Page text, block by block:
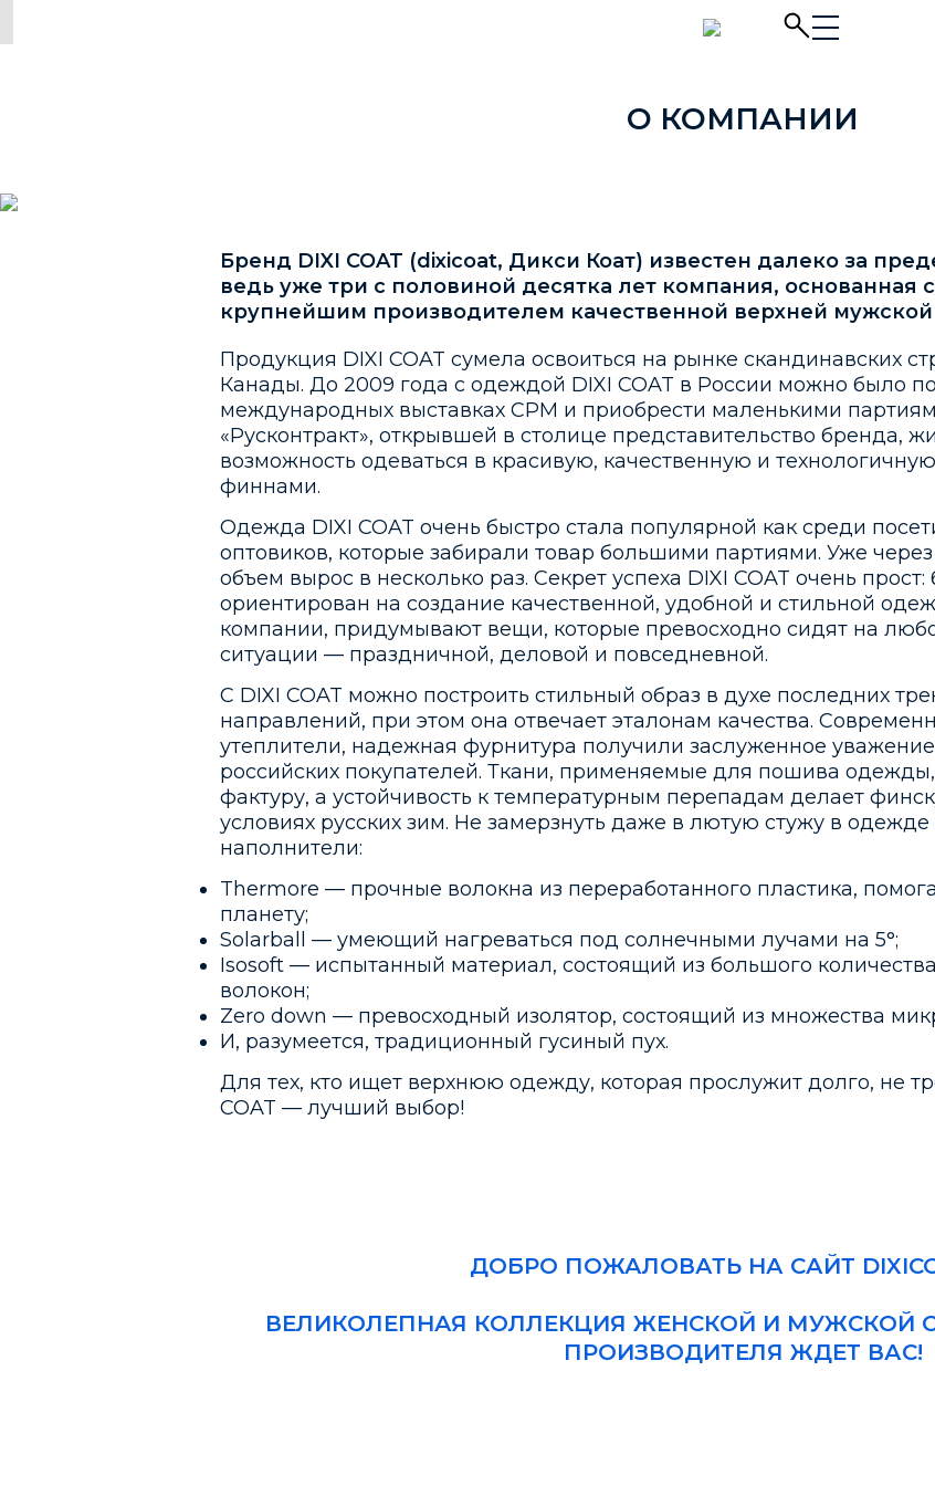
О КОМПАНИИ
Бренд DIXI COAT (dixicoat, Дикси Коат) известен далеко за
ведь уже три с половиной десятка лет компания, основанная
крупнейшим производителем качественной верхней
Продукция DIXI COAT сумела освоиться на рынке скандинавских
Канады. До 2009 года с одеждой DIXI COAT в России можно было
международных выставках CPM и приобрести маленькими
«Русконтракт», открывшей в столице представительство бренда,
возможность одеваться в красивую, качественную и
финнами.
Одежда DIXI COAT очень быстро стала популярной как среди
оптовиков, которые забирали товар большими партиями. Уже
объем вырос в несколько раз. Секрет успеха DIXI COAT очень
ориентирован на создание качественной, удобной и стильной
компании, придумывают вещи, которые превосходно сидят на
ситуации — праздничной, деловой и повседневной.
С DIXI COAT можно построить стильный образ в духе последних
направлений, при этом она отвечает эталонам качества.
утеплители, надежная фурнитура получили заслуженное
российских покупателей. Ткани, применяемые для пошива
фактуру, а устойчивость к температурным перепадам делает
условиях русских зим. Не замерзнуть даже в лютую стужу в одежде
наполнители:
Thermore — прочные волокна из переработанного пластика,
планету;
Solarball — умеющий нагреваться под солнечными лучами на 5°;
Isosoft — испытанный материал, состоящий из большого
волокон;
Zero down — превосходный изолятор, состоящий из множества
И, разумеется, традиционный гусиный пух.
Для тех, кто ищет верхнюю одежду, которая прослужит долго, не
COAT — лучший выбор!
ДОБРО ПОЖАЛОВАТЬ НА САЙТ
ВЕЛИКОЛЕПНАЯ КОЛЛЕКЦИЯ ЖЕНСКОЙ И МУЖСКОЙ
ПРОИЗВОДИТЕЛЯ ЖДЕТ ВАС!